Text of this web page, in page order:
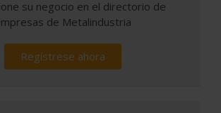
su negocio en el directorio de
de Metalindustria
Regístrese ahora